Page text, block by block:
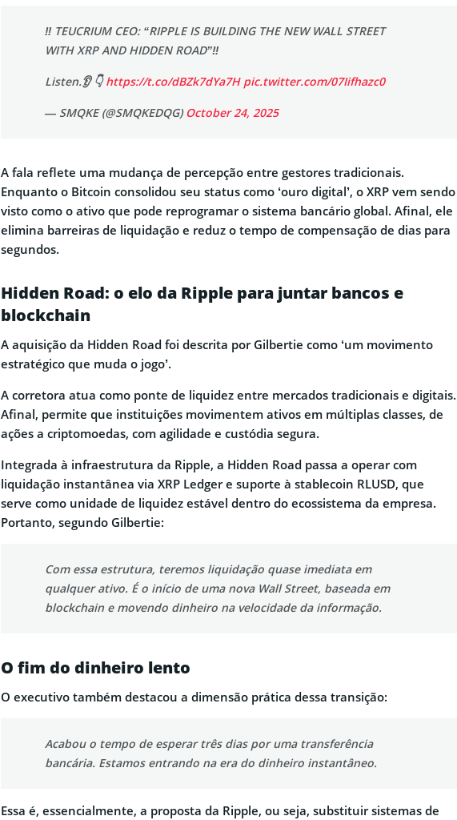
‼️ TEUCRIUM CEO: “RIPPLE IS BUILDING THE NEW WALL STREET
WITH XRP AND HIDDEN ROAD”‼️
Listen.👂 👇https://t.co/dBZk7dYa7H pic.twitter.com/07Iifhazc0
— SMQKE (@SMQKEDQG)October 24, 2025
A fala reflete uma mudança de percepção entre gestores tradicionais.
Enquanto o Bitcoin consolidou seu status como ‘ouro digital’, o XRP vem sendo
visto como o ativo que pode reprogramar o sistema bancário global. Afinal, ele
elimina barreiras de liquidação e reduz o tempo de compensação de dias para
segundos.
Hidden Road: o elo da Ripple para juntar bancos e
blockchain
A aquisição da Hidden Road foi descrita por Gilbertie como ‘um movimento
estratégico que muda o jogo’.
A corretora atua como ponte de liquidez entre mercados tradicionais e digitais.
Afinal, permite que instituições movimentem ativos em múltiplas classes, de
ações a criptomoedas, com agilidade e custódia segura.
Integrada à infraestrutura da Ripple, a Hidden Road passa a operar com
liquidação instantânea via XRP Ledger e suporte à stablecoin RLUSD, que
serve como unidade de liquidez estável dentro do ecossistema da empresa.
Portanto, segundo Gilbertie:
Com essa estrutura, teremos liquidação quase imediata em
qualquer ativo. É o início de uma nova Wall Street, baseada em
blockchain e movendo dinheiro na velocidade da informação.
O fim do dinheiro lento
O executivo também destacou a dimensão prática dessa transição:
Acabou o tempo de esperar três dias por uma transferência
bancária. Estamos entrando na era do dinheiro instantâneo.
Essa é, essencialmente, a proposta da Ripple, ou seja, substituir sistemas de